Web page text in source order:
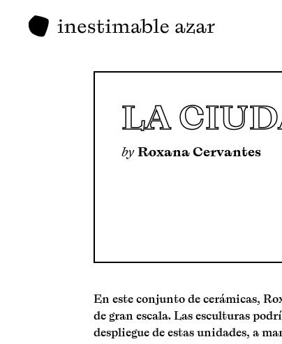
LA
byRoxana Cervantes
En este conjunto de cerámicas,
de gran escala. Las esculturas
despliegue de estas unidades, a